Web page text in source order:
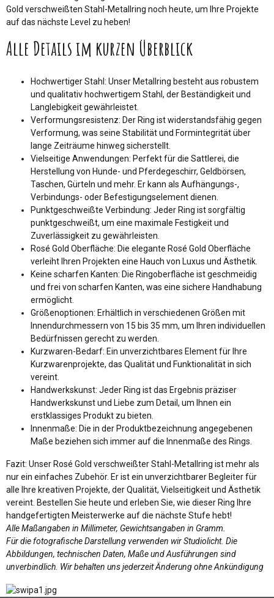
Gold verschweißten Stahl-Metallring noch heute, um Ihre Projekte
auf das nächste Level zu heben!
Alle Details im kurzen Überblick
Hochwertiger Stahl: Unser Metallring besteht aus robustem
und qualitativ hochwertigem Stahl, der Beständigkeit und
Langlebigkeit gewährleistet.
Verformungsresistenz: Der Ring ist widerstandsfähig gegen
Verformung, was seine Stabilität und Formintegrität über
lange Zeiträume hinweg sicherstellt.
Vielseitige Anwendungen: Perfekt für die Sattlerei, die
Herstellung von Hunde- und Pferdegeschirr, Geldbörsen,
Taschen, Gürteln und mehr. Er kann als Aufhängungs-,
Verbindungs- oder Befestigungselement dienen.
Punktgeschweißte Verbindung: Jeder Ring ist sorgfältig
punktgeschweißt, um eine maximale Festigkeit und
Zuverlässigkeit zu gewährleisten.
Rosé Gold Oberfläche: Die elegante Rosé Gold Oberfläche
verleiht Ihren Projekten eine Hauch von Luxus und Ästhetik.
Keine scharfen Kanten: Die Ringoberfläche ist geschmeidig
und frei von scharfen Kanten, was eine sichere Handhabung
ermöglicht.
Größenoptionen: Erhältlich in verschiedenen Größen mit
Innendurchmessern von 15 bis 35 mm, um Ihren individuellen
Bedürfnissen gerecht zu werden.
Kurzwaren-Bedarf: Ein unverzichtbares Element für Ihre
Kurzwarenprojekte, das Qualität und Funktionalität in sich
vereint.
Handwerkskunst: Jeder Ring ist das Ergebnis präziser
Handwerkskunst und Liebe zum Detail, um Ihnen ein
erstklassiges Produkt zu bieten.
Innenmaße: Die in der Produktbezeichnung angegebenen
Maße beziehen sich immer auf die Innenmaße des Rings.
Fazit: Unser Rosé Gold verschweißter Stahl-Metallring ist mehr als
nur ein einfaches Zubehör. Er ist ein unverzichtbarer Begleiter für
alle Ihre kreativen Projekte, der Qualität, Vielseitigkeit und Ästhetik
vereint. Bestellen Sie heute und erleben Sie, wie dieser Ring Ihre
handgefertigten Meisterwerke auf die nächste Stufe hebt!
Alle Maßangaben in Millimeter, Gewichtsangaben in Gramm.
Für die fotografische Darstellung verwenden wir Studiolicht. Die
Abbildungen, technischen Daten, Maße und Ausführungen sind
unverbindlich. Wir behalten uns jederzeit Änderung ohne Ankündigung